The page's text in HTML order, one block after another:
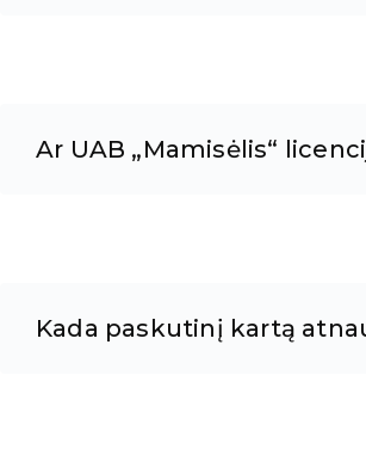
Ar UAB „Mamisėlis“
Kada paskutinį kartą